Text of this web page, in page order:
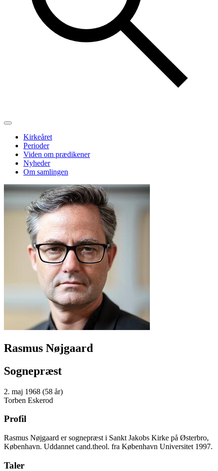
Kirkeåret
Perioder
Viden om prædikener
Nyheder
Om samlingen
Rasmus Nøjgaard
Sognepræst
2. maj 1968 (58 år)
Torben Eskerod
Profil
Rasmus Nøjgaard er sognepræst i Sankt Jakobs Kirke på Østerbro,
København. Uddannet cand.theol. fra København Universitet 1997.
Taler